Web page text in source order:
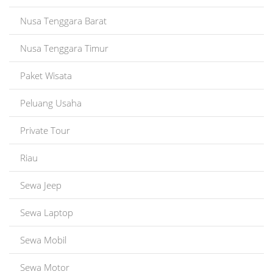
Nusa Tenggara Barat
Nusa Tenggara Timur
Paket Wisata
Peluang Usaha
Private Tour
Riau
Sewa Jeep
Sewa Laptop
Sewa Mobil
Sewa Motor